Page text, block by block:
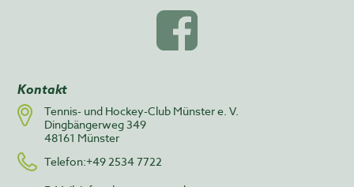
Kontakt
Tennis- und Hockey-Club Münster e. V.
Dingbängerweg 349
48161 Münster
Telefon:+49 2534 7722